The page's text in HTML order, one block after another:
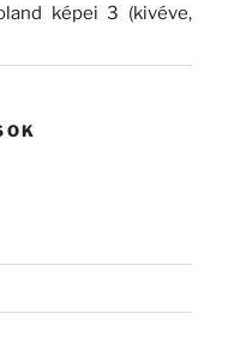
képei 3 (kivéve,